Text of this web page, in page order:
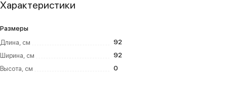
Характеристики
Размеры
Длина, см
92
Ширина, см
92
Высота, см
0